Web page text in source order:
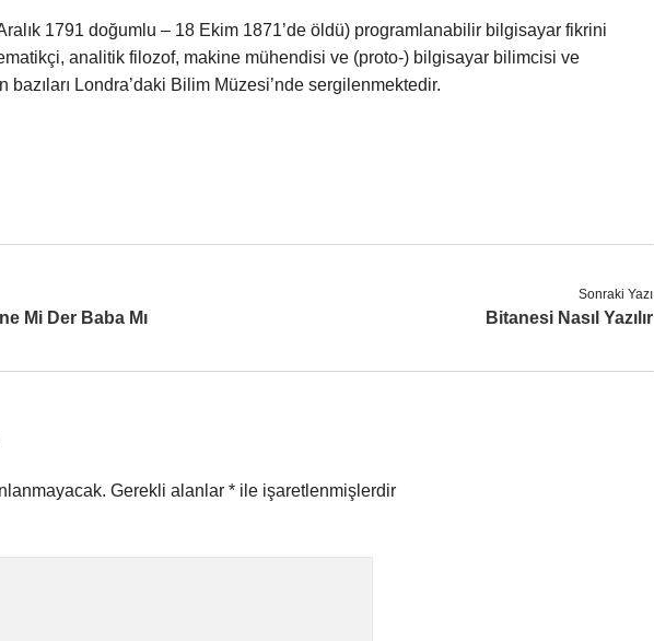
1791 doğumlu – 18 Ekim 1871’de öldü) programlanabilir bilgisayar fikrini
analitik filozof, makine mühendisi ve (proto-) bilgisayar bilimcisi ve
Londra’daki Bilim Müzesi’nde sergilenmektedir.
Mi Der Baba Mı
Sonraki Yazı
Bitanesi Nasıl Yazılır
Gerekli alanlar * ile işaretlenmişlerdir